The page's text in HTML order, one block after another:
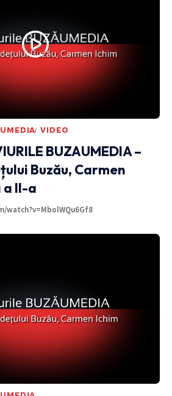
VIDEO
BUZAUMEDIA –
Buzău, Carmen
a II-a
watch?v=MbolWQu6Gf8